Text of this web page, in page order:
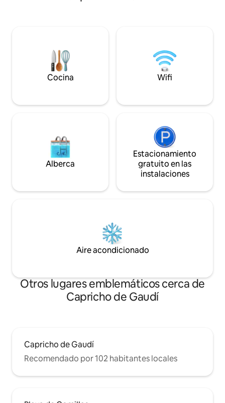
Cocina Wifi
Alberca
Estacionamiento
gratuito en las
instalaciones
Aire acondicionado
Otros lugares emblemáticos cerca de
Capricho de Gaudí
Capricho de Gaudí
Recomendado por 102 habitantes locales